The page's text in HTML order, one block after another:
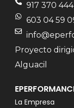
917 370 444
603 04 59
Proyecto
Alguacil
La Empresa